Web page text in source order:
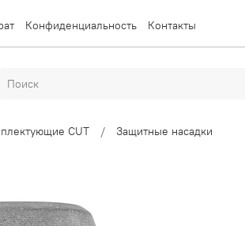
Конфиденциальность Контакты
CUT Защитные насадки